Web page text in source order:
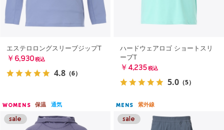
エステロロングスリーブジップT
￥6,930 税込
4.8 （6）
ハードウェアロゴ ショートスリ
ーブT
￥4,235 税込
5.0 （5）
WOMENS 保温 通気 MENS 紫外線